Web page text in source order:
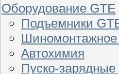
Оборудование GTE
Подъемники
Шиномонтажное
Автохимия
Пуско-зарядные